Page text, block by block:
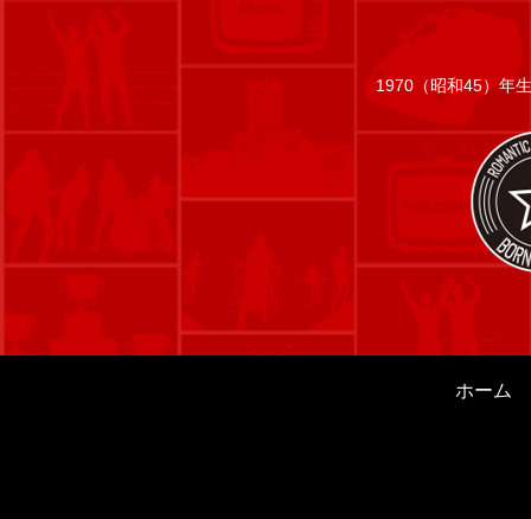
1970（昭和45）年
ホーム